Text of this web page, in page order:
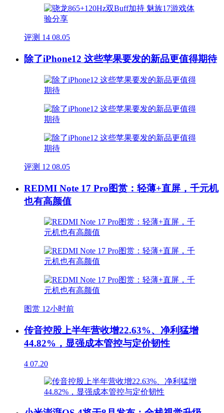
评测 14 08.05
除了iPhone12 这些苹果要发的新品更值得期待
评测 12 08.05
REDMI Note 17 Pro图赏：轻薄+直屏，千元机
也有高颜值
图赏 12小时前
传音控股上半年营收增22.63%、净利猛增
44.82%，显强成本管控与定价韧性
4 07.20